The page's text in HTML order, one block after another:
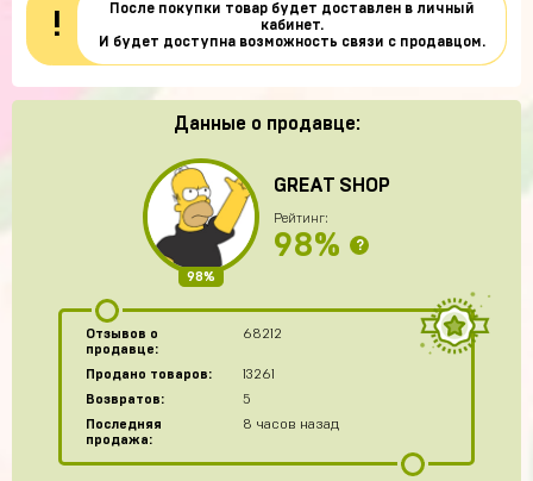
!
После покупки товар будет доставлен в личный
кабинет.
И будет доступна возможность связи с продавцом.
Данные о продавце:
98%
GREAT SHOP
Рейтинг:
98% ?
Отзывов о
продавце:
68212
Продано товаров:
13261
Возвратов:
5
Последняя
продажа:
8 часов назад